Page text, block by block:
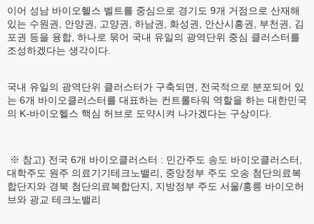
이어 성남 바이오헬스 벨트를 중심으로 경기도 9개 거점으로 산재해
있는 수원권, 안양권, 고양권, 하남권, 화성권, 안산시흥권, 부천권, 김
포권 등을 융합, 하나로 묶어 국내 유일의 광역단위 중심 클러스터를
조성하겠다는 생각이다.
국내 유일의 광역단위 클러스터가 구축되면, 전국적으로 분포되어 있
는 6개 바이오클러스터를 대표하는 컨트롤타워 역할을 하는 대한민국
의 K-바이오헬스 핵심 허브로 도약시켜 나가겠다는 구상이다.
※ 참고) 전국 6개 바이오클러스터 : 민간주도 송도 바이오클러스터,
대학주도 원주 의료기기테크노밸리, 중앙정부 주도 오송 첨단의료복
합단지와 경북 첨단의료복합단지, 지방정부 주도 서울/홍릉 바이오허
브와 광교 테크노밸리